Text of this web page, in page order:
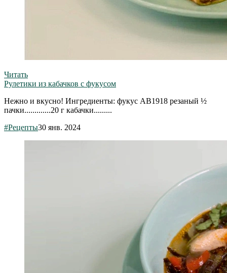
Читать
Рулетики из кабачков с фукусом
Нежно и вкусно! Ингредиенты: фукус АВ1918 резаный ½
пачки.............20 г кабачки.........
#Рецепты30 янв. 2024